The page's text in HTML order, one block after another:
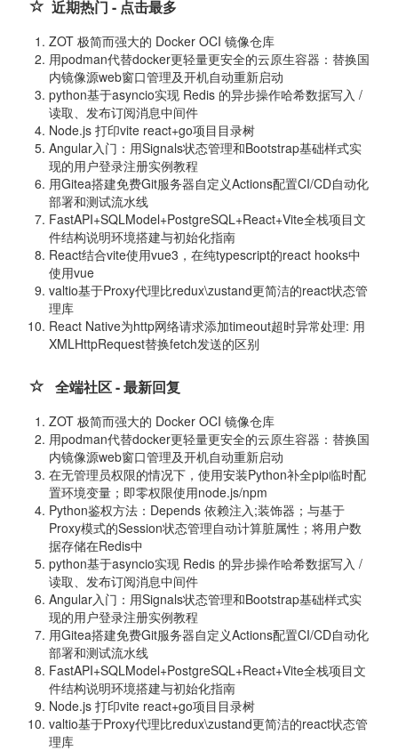
近期热门 - 点击最多
ZOT 极简而强大的 Docker OCI 镜像仓库
用podman代替docker更轻量更安全的云原生容器：替换国
内镜像源web窗口管理及开机自动重新启动
python基于asyncio实现 Redis 的异步操作哈希数据写入 /
读取、发布订阅消息中间件
Node.js 打印vite react+go项目目录树
Angular入门：用Signals状态管理和Bootstrap基础样式实
现的用户登录注册实例教程
用Gitea搭建免费Git服务器自定义Actions配置CI/CD自动化
部署和测试流水线
FastAPI+SQLModel+PostgreSQL+React+Vite全栈项目文
件结构说明环境搭建与初始化指南
React结合vite使用vue3，在纯typescript的react hooks中
使用vue
valtio基于Proxy代理比redux\zustand更简洁的react状态管
理库
React Native为http网络请求添加timeout超时异常处理: 用
XMLHttpRequest替换fetch发送的区别
全端社区 - 最新回复
ZOT 极简而强大的 Docker OCI 镜像仓库
用podman代替docker更轻量更安全的云原生容器：替换国
内镜像源web窗口管理及开机自动重新启动
在无管理员权限的情况下，使用安装Python补全pip临时配
置环境变量；即零权限使用node.js/npm
Python鉴权方法：Depends 依赖注入;装饰器；与基于
Proxy模式的Session状态管理自动计算脏属性；将用户数
据存储在Redis中
python基于asyncio实现 Redis 的异步操作哈希数据写入 /
读取、发布订阅消息中间件
Angular入门：用Signals状态管理和Bootstrap基础样式实
现的用户登录注册实例教程
用Gitea搭建免费Git服务器自定义Actions配置CI/CD自动化
部署和测试流水线
FastAPI+SQLModel+PostgreSQL+React+Vite全栈项目文
件结构说明环境搭建与初始化指南
Node.js 打印vite react+go项目目录树
valtio基于Proxy代理比redux\zustand更简洁的react状态管
理库